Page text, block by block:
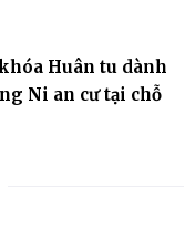
Huân tu dành
Ni an cư tại chỗ